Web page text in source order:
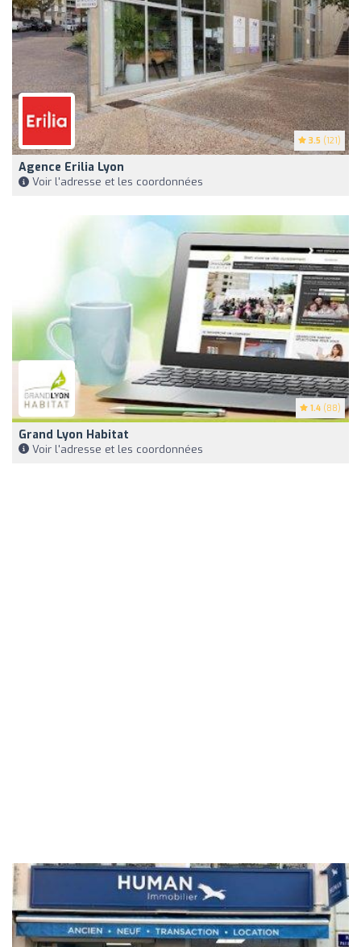
3.5 (121)
Agence Erilia Lyon
Voir l'adresse et les coordonnées
1.4 (88)
Grand Lyon Habitat
Voir l'adresse et les coordonnées